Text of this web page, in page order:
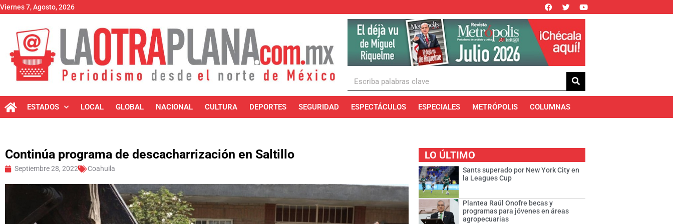
Viernes 7, Agosto, 2026
ESTADOS LOCAL GLOBAL NACIONAL CULTURA DEPORTES SEGURIDAD ESPECTÁCULOS ESPECIALES METRÓPOLIS COLUMNAS
Continúa programa de descacharrización en Saltillo
Septiembre 28, 2022 Coahuila
LO ÚLTIMO
Sants superado por New York City en
la Leagues Cup
Plantea Raúl Onofre becas y
programas para jóvenes en áreas
agropecuarias